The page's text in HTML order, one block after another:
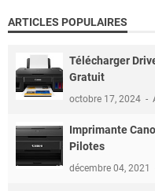
ARTICLES POPULAIRES
Télécharger
Gratuit
octobre 17, 2024
Imprimante
Pilotes
décembre 04, 2021